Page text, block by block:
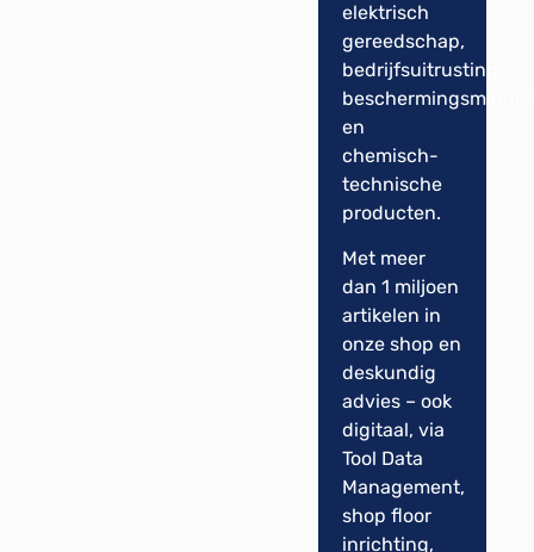
elektrisch
gereedschap,
bedrijfsuitrusting,
en
chemisch-
technische
producten.
Met meer
dan 1 miljoen
artikelen in
onze shop en
deskundig
advies – ook
digitaal, via
Tool Data
Management,
shop floor
inrichting,